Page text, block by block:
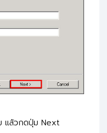
แล้วกดปุ่ม Next